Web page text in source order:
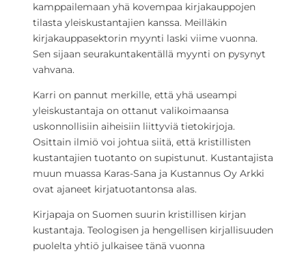
kamppailemaan yhä kovempaa kirjakauppojen
tilasta yleiskustantajien kanssa. Meilläkin
kirjakauppasektorin myynti laski viime vuonna.
Sen sijaan seurakuntakentällä myynti on pysynyt
vahvana.
Karri on pannut merkille, että yhä useampi
yleiskustantaja on ottanut valikoimaansa
uskonnollisiin aiheisiin liittyviä tietokirjoja.
Osittain ilmiö voi johtua siitä, että kristillisten
kustantajien tuotanto on supistunut. Kustantajista
muun muassa Karas-Sana ja Kustannus Oy Arkki
ovat ajaneet kirjatuotantonsa alas.
Kirjapaja on Suomen suurin kristillisen kirjan
kustantaja. Teologisen ja hengellisen kirjallisuuden
puolelta yhtiö julkaisee tänä vuonna